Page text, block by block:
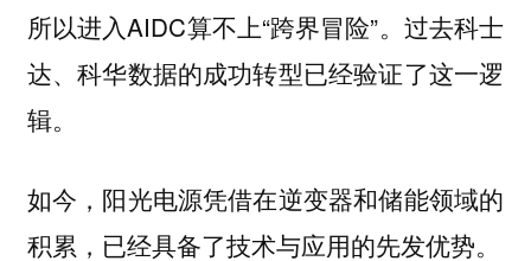
所以进入AIDC算不上“跨界冒险”。过去科士
达、科华数据的成功转型已经验证了这一逻
辑。
如今，阳光电源凭借在逆变器和储能领域的
积累，已经具备了技术与应用的先发优势。